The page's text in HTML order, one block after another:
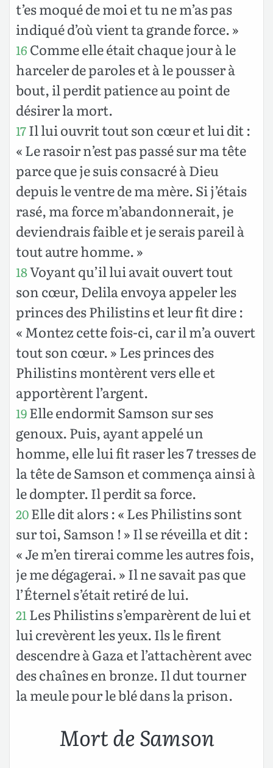
t’es moqué de moi et tu ne m’as pas
indiqué d’où vient ta grande force. »
16 Comme elle était chaque jour à le
harceler de paroles et à le pousser à
bout, il perdit patience au point de
désirer la mort.
17Il lui ouvrit tout son cœur et lui dit :
« Le rasoir n’est pas passé sur ma tête
parce que je suis consacré à Dieu
depuis le ventre de ma mère. Si j’étais
rasé, ma force m’abandonnerait, je
deviendrais faible et je serais pareil à
tout autre homme. »
18Voyant qu’il lui avait ouvert tout
son cœur, Delila envoya appeler les
princes des Philistins et leur fit dire :
« Montez cette fois-ci, car il m’a ouvert
tout son cœur. » Les princes des
Philistins montèrent vers elle et
apportèrent l’argent.
19Elle endormit Samson sur ses
genoux. Puis, ayant appelé un
homme, elle lui fit raser les 7 tresses de
la tête de Samson et commença ainsi à
le dompter. Il perdit sa force.
20Elle dit alors : « Les Philistins sont
sur toi, Samson ! » Il se réveilla et dit :
« Je m’en tirerai comme les autres fois,
je me dégagerai. » Il ne savait pas que
l’Éternel s’était retiré de lui.
21 Les Philistins s’emparèrent de lui et
lui crevèrent les yeux. Ils le firent
descendre à Gaza et l’attachèrent avec
des chaînes en bronze. Il dut tourner
la meule pour le blé dans la prison.
Mort de Samson